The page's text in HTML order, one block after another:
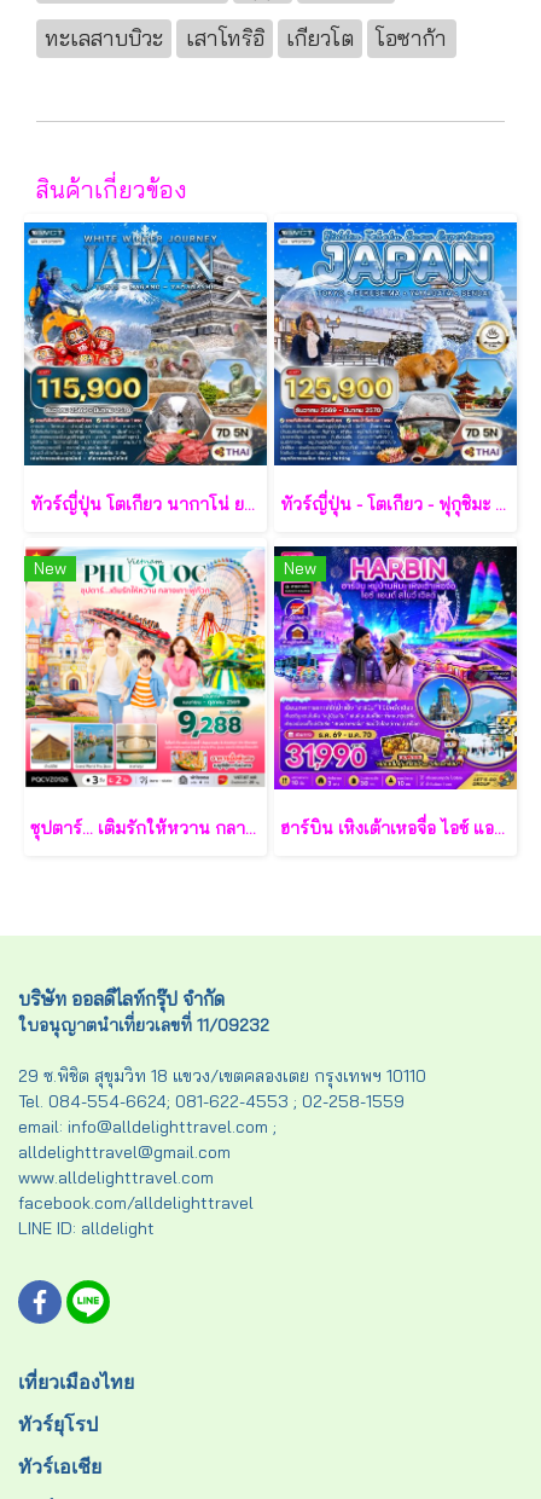
ทะเลสาบบิวะ
เสาโทริอิ เกียวโต โอซาก้า
สินค้าเกี่ยวข้อง
ทัวร์ญี่ปุ่น โตเกียว นากาโน่ ยามานาชิ 7 วัน - TG ทัวร์ญี่ปุ่น - โตเกียว - ฟุกุชิมะ - ยามากะตะ - เซนได 7 วัน - TG
New
ซุปตาร์... เติมรักให้หวาน กลางเกาะฟูก๊วก 3 วัน 2 คืน - VZ
New
ฮาร์บิน เหิงเต้าเหอจื่อ ไอซ์ แอนด์ สโนว์ เวิล์ด 7 วัน 5 คืน-XJ
บริษัท ออลดีไลท์กรุ๊ป จำกัด
ใบอนุญาตนำเที่ยวเลขที่ 11/09232
29 ซ.พิชิต สุขุมวิท 18 แขวง/เขตคลองเตย กรุงเทพฯ 10110
Tel. 084-554-6624; 081-622-4553 ; 02-258-1559
email: info@alldelighttravel.com ;
alldelighttravel@gmail.com
www.alldelighttravel.com
facebook.com/alldelighttravel
LINE ID: alldelight
เที่ยวเมืองไทย
ทัวร์ยุโรป
ทัวร์เอเชีย